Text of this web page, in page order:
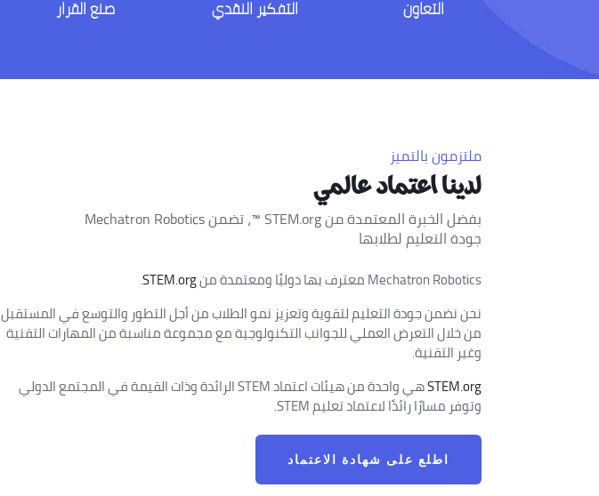
التعاون التفكير النقدي صنع القرار
ملتزمون بالتميز
لدينا اعتماد عالمي
بفضل الخبرة المعتمدة من STEM.org ™، تضمن Mechatron Robotics
جودة التعليم لطلابها
Mechatron Robotics معترف بها دوليًا ومعتمدة من STEM.org
.
نحن نضمن جودة التعليم لتقوية وتعزيز نمو الطلاب من أجل التطور والتوسع في المستقبل
من خلال التعرض العملي للجوانب التكنولوجية مع مجموعة مناسبة من المهارات التقنية
وغير التقنية.
STEM.org
هي واحدة من هيئات اعتماد STEM الرائدة وذات القيمة في المجتمع الدولي
وتوفر مسارًا رائدًا لاعتماد تعليم STEM.
اطلع على شهادة الاعتماد